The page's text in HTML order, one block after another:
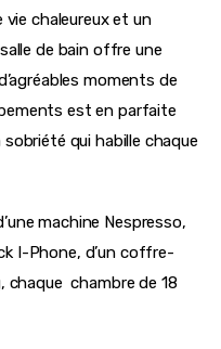
chaleureux et un
de bain offre une
moments de
est en parfaite
qui habille chaque
machine Nespresso,
I-Phone, d’un coffre-
chaque  chambre de 18